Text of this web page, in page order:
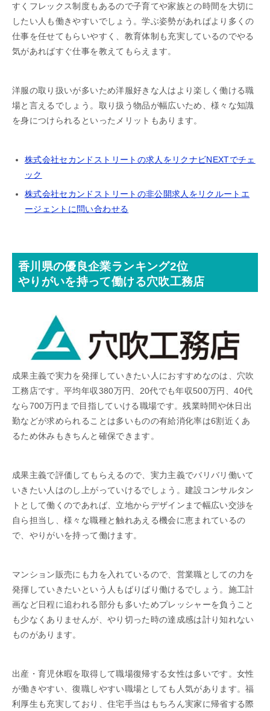
すくフレックス制度もあるので子育てや家族との時間を大切に
したい人も働きやすいでしょう。学ぶ姿勢があればより多くの
仕事を任せてもらいやすく、教育体制も充実しているのでやる
気があればすぐ仕事を教えてもらえます。
洋服の取り扱いが多いため洋服好きな人はより楽しく働ける職
場と言えるでしょう。取り扱う物品が幅広いため、様々な知識
を身につけられるといったメリットもあります。
株式会社セカンドストリートの求人をリクナビNEXTでチェ
ック
株式会社セカンドストリートの非公開求人をリクルートエ
ージェントに問い合わせる
香川県の優良企業ランキング2位
やりがいを持って働ける穴吹工務店
成果主義で実力を発揮していきたい人におすすめなのは、穴吹
工務店です。平均年収380万円、20代でも年収500万円、40代
なら700万円まで目指していける職場です。残業時間や休日出
勤などが求められることは多いものの有給消化率は6割近くあ
るため休みもきちんと確保できます。
成果主義で評価してもらえるので、実力主義でバリバリ働いて
いきたい人はのし上がっていけるでしょう。建設コンサルタン
トとして働くのであれば、立地からデザインまで幅広い交渉を
自ら担当し、様々な職種と触れあえる機会に恵まれているの
で、やりがいを持って働けます。
マンション販売にも力を入れているので、営業職としての力を
発揮していきたいという人もばりばり働けるでしょう。施工計
画など日程に追われる部分も多いためプレッシャーを負うこと
も少なくありませんが、やり切った時の達成感は計り知れない
ものがあります。
出産・育児休暇を取得して職場復帰する女性は多いです。女性
が働きやすい、復職しやすい職場としても人気があります。福
利厚生も充実しており、住宅手当はもちろん実家に帰省する際